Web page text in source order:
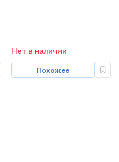
Нет в наличии
Похожее